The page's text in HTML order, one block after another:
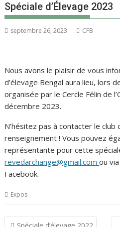
Spéciale d’Élevage 2023
septembre 26, 2023 CFB
Nous avons le plaisir de vous
d’élevage Bengal aura lieu, lors
organisée par le Cercle Félin de
décembre 2023.
N’hésitez pas à contacter le
renseignement ! Vous pouvez
représentante pour cette
revedarchange@gmail.comou
Facebook.
Expos
Navigation
Spéciale d’élevage 2022